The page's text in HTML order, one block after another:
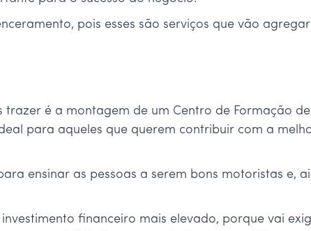
pois esses são serviços que vão
é a montagem de um Centro de Formação de
para aqueles que querem contribuir com a
ensinar as pessoas a serem bons motoristas e,
financeiro mais elevado, porque vai